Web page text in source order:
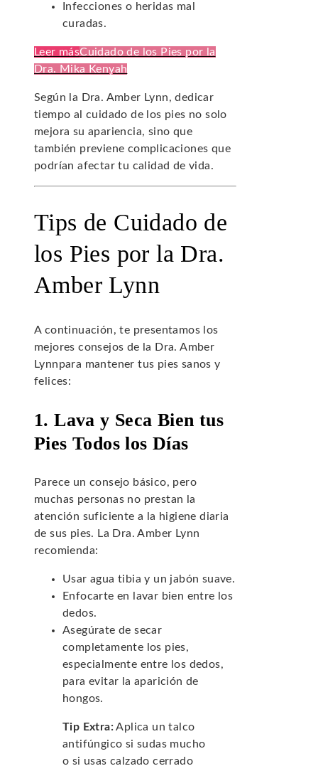
Infecciones o heridas mal
curadas.
Leer másCuidado de los Pies por la
Dra. Mika Kenyah
Según la Dra. Amber Lynn, dedicar
tiempo al cuidado de los pies no solo
mejora su apariencia, sino que
también previene complicaciones que
podrían afectar tu calidad de vida.
Tips de Cuidado de
los Pies por la Dra.
Amber Lynn
A continuación, te presentamos los
mejores consejos de la Dra. Amber
Lynnpara mantener tus pies sanos y
felices:
1. Lava y Seca Bien tus
Pies Todos los Días
Parece un consejo básico, pero
muchas personas no prestan la
atención suficiente a la higiene diaria
de sus pies. La Dra. Amber Lynn
recomienda:
Usar agua tibia y un jabón suave.
Enfocarte en lavar bien entre los
dedos.
Asegúrate de secar
completamente los pies,
especialmente entre los dedos,
para evitar la aparición de
hongos.
Tip Extra:Aplica un talco
antifúngico si sudas mucho
o si usas calzado cerrado